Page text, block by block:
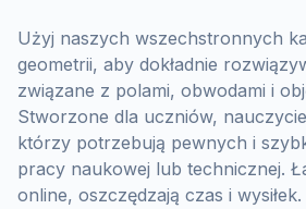
Użyj naszych wszechstronnych
geometrii, aby dokładnie
związane z polami, obwodami i
Stworzone dla uczniów,
którzy potrzebują pewnych i
pracy naukowej lub technicznej.
online, oszczędzają czas i wysiłek.